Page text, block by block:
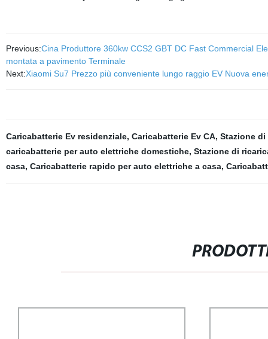
Previous:Cina Produttore 360kw CCS2 GBT DC Fast Commercial
montata a pavimento Terminale
Next:Xiaomi Su7 Prezzo più conveniente lungo raggio EV Nuova
Caricabatterie Ev residenziale, Caricabatterie Ev CA, Stazione di
caricabatterie per auto elettriche domestiche, Stazione di
casa, Caricabatterie rapido per auto elettriche a casa,